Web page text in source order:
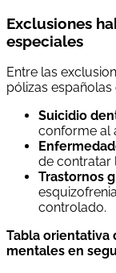
Exclusiones
especiales
Entre las
pólizas
Suicidio
conforme al
de contratar
Trastornos
controlado.
Tabla orientativa
mentales en